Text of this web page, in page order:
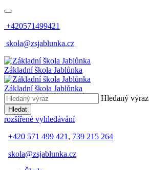
+420571499421
skola@zsjablunka.cz
Základní škola Jablůnka
Základní škola Jablůnka
Hledaný výraz
Hledat
rozšířené vyhledávání
+420 571 499 421 , 739 215 264
skola@zsjablunka.cz